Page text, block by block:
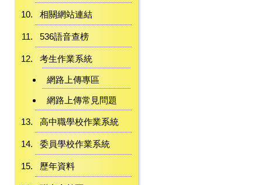
相關網站連結
536語音查榜
考生作業系統
網路上傳專區
網路上傳常見問題
高中職學校作業系統
委員學校作業系統
歷年資料